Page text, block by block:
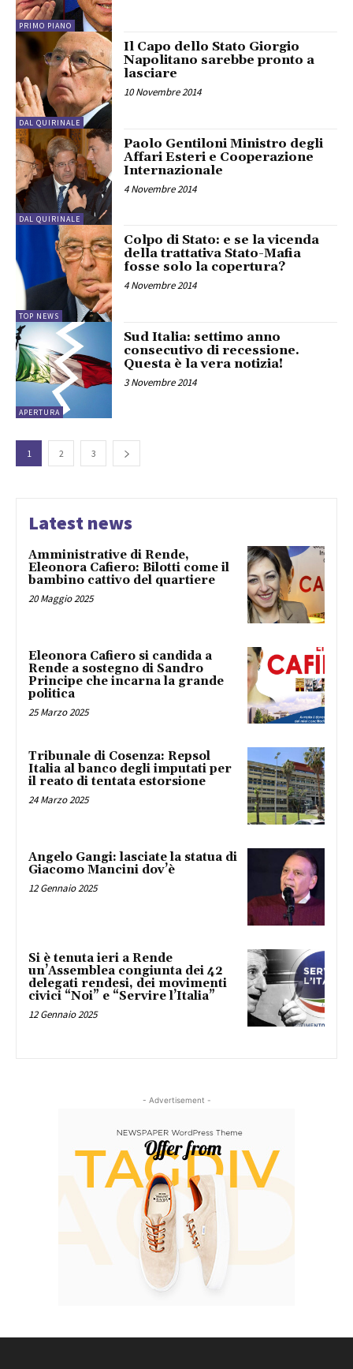
PRIMO PIANO
DAL QUIRINALE
Il Capo dello Stato Giorgio
Napolitano sarebbe pronto a
lasciare
10 Novembre 2014
DAL QUIRINALE
Paolo Gentiloni Ministro degli
Affari Esteri e Cooperazione
Internazionale
4 Novembre 2014
TOP NEWS
Colpo di Stato: e se la vicenda
della trattativa Stato-Mafia
fosse solo la copertura?
4 Novembre 2014
APERTURA
Sud Italia: settimo anno
consecutivo di recessione.
Questa è la vera notizia!
3 Novembre 2014
1 2 3
Latest news
Amministrative di Rende,
Eleonora Cafiero: Bilotti come il
bambino cattivo del quartiere
20 Maggio 2025
Eleonora Cafiero si candida a
Rende a sostegno di Sandro
Principe che incarna la grande
politica
25 Marzo 2025
Tribunale di Cosenza: Repsol
Italia al banco degli imputati per
il reato di tentata estorsione
24 Marzo 2025
Angelo Gangi: lasciate la statua di
Giacomo Mancini dov’è
12 Gennaio 2025
Si è tenuta ieri a Rende
un’Assemblea congiunta dei 42
delegati rendesi, dei movimenti
civici “Noi” e “Servire l’Italia”
12 Gennaio 2025
- Advertisement -